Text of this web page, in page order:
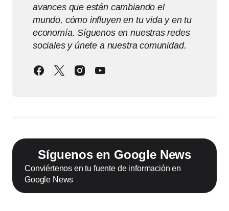
avances que están cambiando el
mundo, cómo influyen en tu vida y en tu
economía. Síguenos en nuestras redes
sociales y únete a nuestra comunidad.
Síguenos en Google News
Conviértenos en tu fuente de información en
Google News